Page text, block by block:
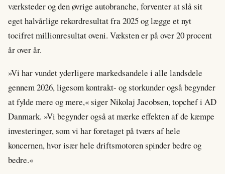
værksteder og den øvrige autobranche, forventer at slå sit
eget halvårlige rekordresultat fra 2025 og lægge et nyt
tocifret millionresultat oveni. Væksten er på over 20 procent
år over år.
»Vi har vundet yderligere markedsandele i alle landsdele
gennem 2026, ligesom kontrakt- og storkunder også begynder
at fylde mere og mere,« siger Nikolaj Jacobsen, topchef i AD
Danmark. »Vi begynder også at mærke effekten af de kæmpe
investeringer, som vi har foretaget på tværs af hele
koncernen, hvor især hele driftsmotoren spinder bedre og
bedre.«